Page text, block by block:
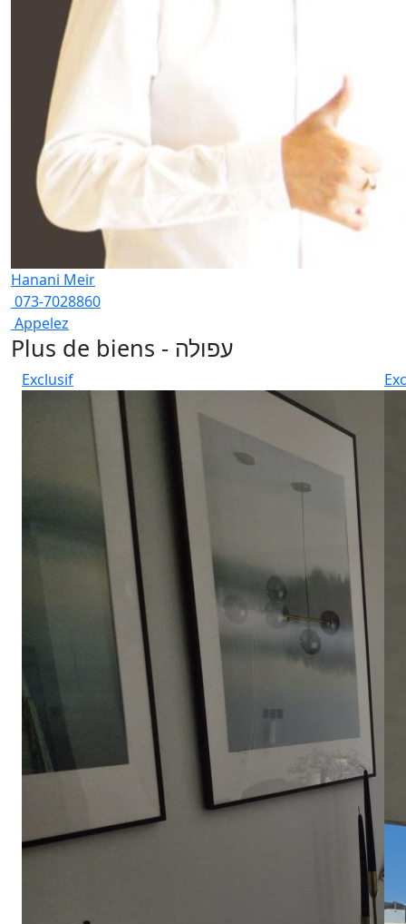
Hanani Meir
073-7028860
Appelez
Plus de biens - עפולה
Exclusif